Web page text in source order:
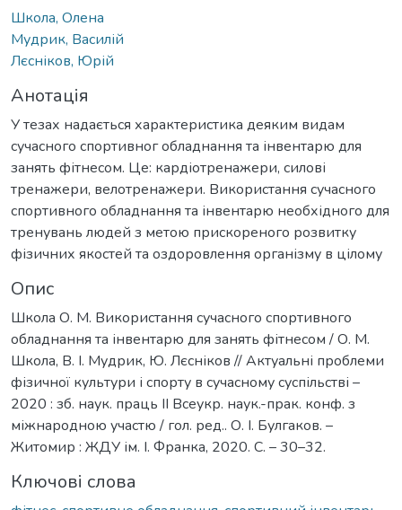
Школа, Олена
Мудрик, Василій
Лєсніков, Юрій
Анотація
У тезах надається характеристика деяким видам
сучасного спортивног обладнання та інвентарю для
занять фітнесом. Це: кардіотренажери, силові
тренажери, велотренажери. Використання сучасного
спортивного обладнання та інвентарю необхідного для
тренувань людей з метою прискореного розвитку
фізичних якостей та оздоровлення організму в цілому
Опис
Школа О. М. Використання сучасного спортивного
обладнання та інвентарю для занять фітнесом / О. М.
Школа, В. І. Мудрик, Ю. Лєсніков // Актуальні проблеми
фізичної культури і спорту в сучасному суспільстві –
2020 : зб. наук. праць ІІ Всеукр. наук.-прак. конф. з
міжнародною участю / гол. ред.. О. І. Булгаков. –
Житомир : ЖДУ ім. І. Франка, 2020. С. – 30–32.
Ключові слова